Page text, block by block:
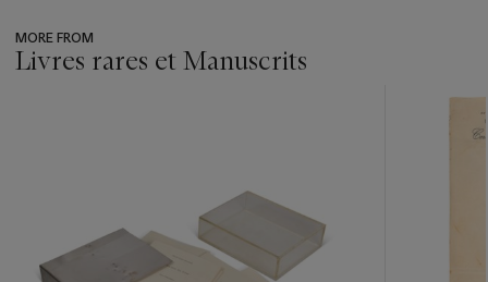
MORE FROM
Livres rares et Manuscrits